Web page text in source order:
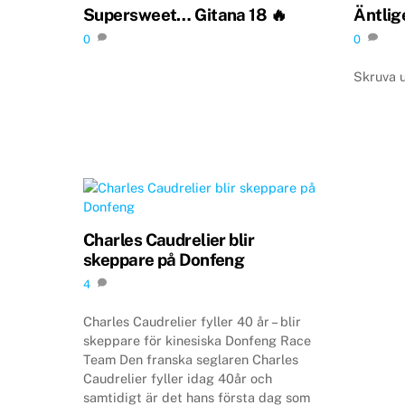
Supersweet… Gitana 18 🔥
0 0
Skruva
Charles Caudrelier blir
skeppare på Donfeng
4
Charles Caudrelier fyller 40 år – blir
skeppare för kinesiska Donfeng Race
Team Den franska seglaren Charles
Caudrelier fyller idag 40år och
samtidigt är det hans första dag som